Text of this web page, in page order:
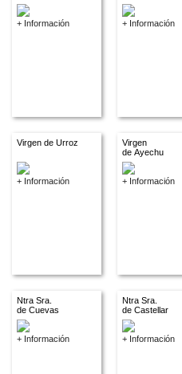
+ Información + Información
Virgen de Urroz
+ Información
Virgen
de Ayechu
+ Información
Ntra Sra.
de Cuevas
+ Información
Ntra Sra.
de Castellar
+ Información